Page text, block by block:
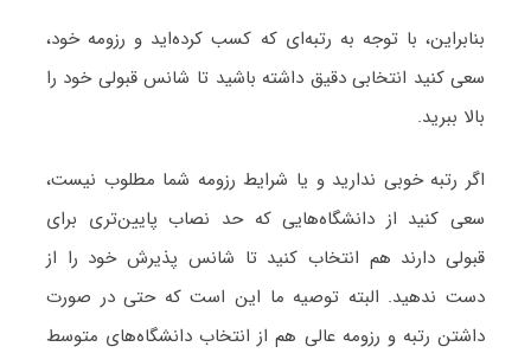
بنابراین، با توجه به رتبه‌ای که کسب کرده‌اید و رزومه خود،
سعی کنید انتخابی دقیق داشته باشید تا شانس قبولی خود را
بالا ببرید.
اگر رتبه خوبی ندارید و یا شرایط رزومه شما مطلوب نیست،
سعی کنید از دانشگاه‌هایی که حد نصاب پایین‌تری برای
قبولی دارند هم انتخاب کنید تا شانس پذیرش خود را از
دست ندهید. البته توصیه ما این است که حتی در صورت
داشتن رتبه و رزومه عالی هم از انتخاب دانشگاه‌های متوسط